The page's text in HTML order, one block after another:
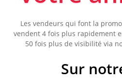
Les vendeurs qui font la
vendent 4 fois plus rapidement
50 fois plus de visibilité via
Sur